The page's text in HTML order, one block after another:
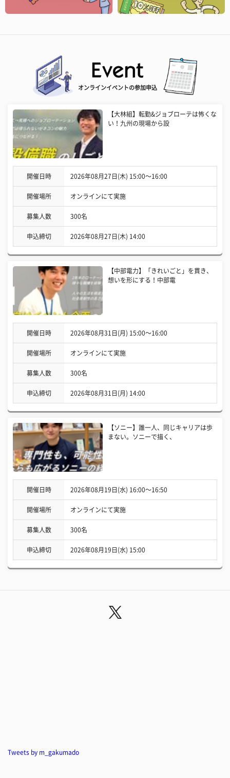
オンラインイベントの参加申込
【大林組】転勤&ジョブローテは怖くな
い！九州の現場から設
開催日時 2026年08月27日(木) 15:00〜16:00
開催場所 オンラインにて実施
募集人数 300名
申込締切 2026年08月27日(木) 14:00
【中部電力】「きれいごと」を貫き、
想いを形にする！中部電
開催日時 2026年08月31日(月) 15:00〜16:00
開催場所 オンラインにて実施
募集人数 300名
申込締切 2026年08月31日(月) 14:00
【ソニー】誰一人、同じキャリアは歩
まない。ソニーで描く、
開催日時 2026年08月19日(水) 16:00〜16:50
開催場所 オンラインにて実施
募集人数 300名
申込締切 2026年08月19日(水) 15:00
Tweets by m_gakumado